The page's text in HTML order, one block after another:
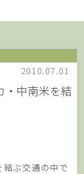
2010.07.01
・中南米を結
ぶ交通の中で